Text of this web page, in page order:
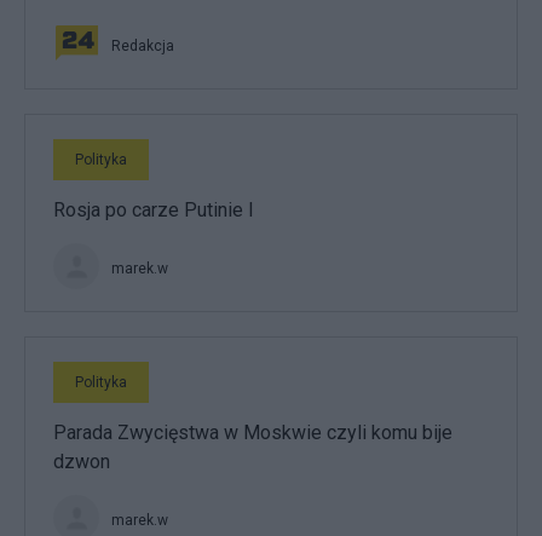
Redakcja
Polityka
Rosja po carze Putinie I
marek.w
Polityka
Parada Zwycięstwa w Moskwie czyli komu bije
dzwon
marek.w